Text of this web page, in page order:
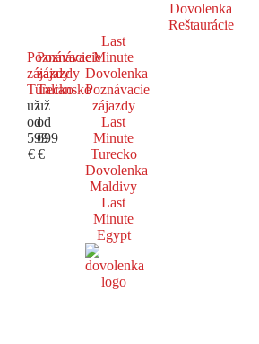
Dovolenka
Reštaurácie
Poznávacie
zájazdy
Turecko
už
od
599
€
Poznávacie
zájazdy
Taliansko
už
od
699
€
Last
Minute
Dovolenka
Poznávacie
zájazdy
Last
Minute
Turecko
Dovolenka
Maldivy
Last
Minute
Egypt